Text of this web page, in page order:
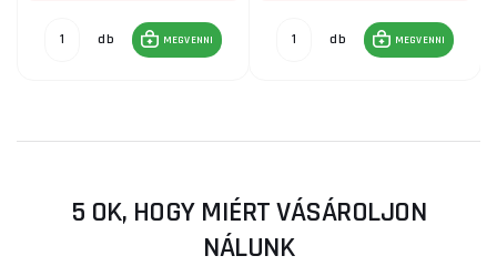
db MEGVENNI db MEGVENNI
5 OK, HOGY MIÉRT VÁSÁROLJON
NÁLUNK